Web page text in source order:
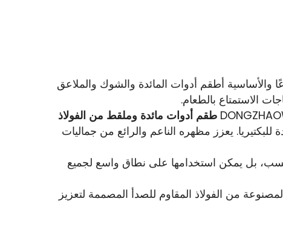
أطقم أدوات المائدة والشوك والملاعق
الاستمتاع بالطعام.
طقم أدوات مائدة وملقط من الفولاذ
يعزز مظهره الناعم والرائع من جماليات
بل يمكن استخدامها على نطاق واسع لجميع
من الفولاذ المقاوم للصدأ المصممة لتعزيز